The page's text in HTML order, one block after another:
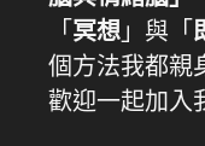
「 冥想 」與「
個方法我都親
歡迎一起加入